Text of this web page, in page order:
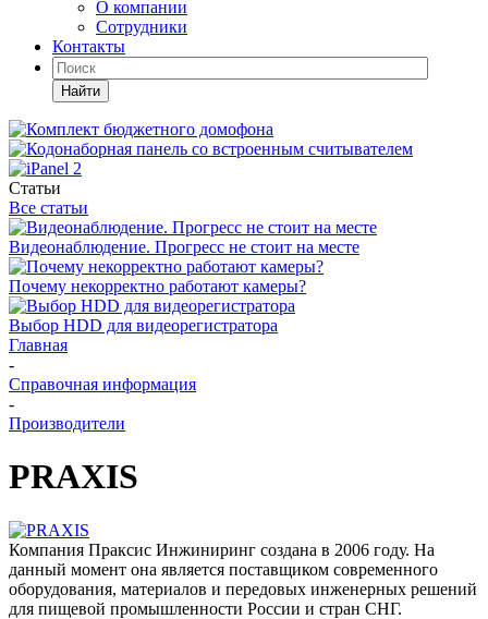
О компании
Сотрудники
Контакты
Найти
Статьи
Все статьи
Видеонаблюдение. Прогресс не стоит на месте
Почему некорректно работают камеры?
Выбор HDD для видеорегистратора
Главная
-
Справочная информация
-
Производители
PRAXIS
Компания Праксис Инжиниринг создана в 2006 году. На
данный момент она является поставщиком современного
оборудования, материалов и передовых инженерных решений
для пищевой промышленности России и стран СНГ.